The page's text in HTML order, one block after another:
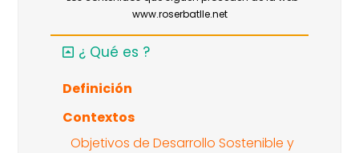
www.roserbatlle.net
¿ Qué es ?
Definición
Contextos
Objetivos de Desarrollo Sostenible y